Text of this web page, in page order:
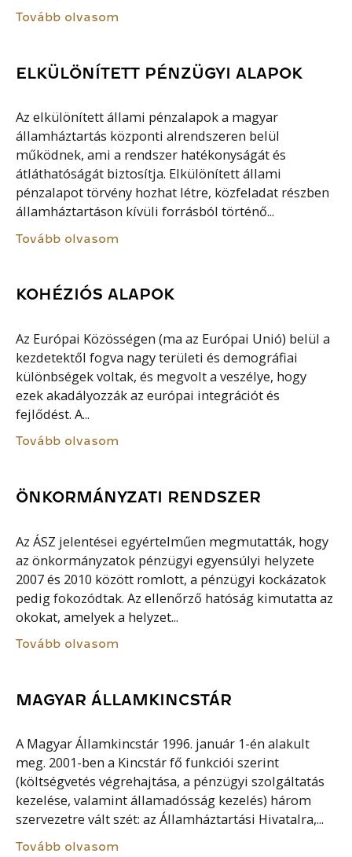
Tovább olvasom
ELKÜLÖNÍTETT PÉNZÜGYI ALAPOK
Az elkülönített állami pénzalapok a magyar
államháztartás központi alrendszeren belül
működnek, ami a rendszer hatékonyságát és
átláthatóságát biztosítja. Elkülönített állami
pénzalapot törvény hozhat létre, közfeladat részben
államháztartáson kívüli forrásból történő...
Tovább olvasom
KOHÉZIÓS ALAPOK
Az Európai Közösségen (ma az Európai Unió) belül a
kezdetektől fogva nagy területi és demográfiai
különbségek voltak, és megvolt a veszélye, hogy
ezek akadályozzák az európai integrációt és
fejlődést. A...
Tovább olvasom
ÖNKORMÁNYZATI RENDSZER
Az ÁSZ jelentései egyértelműen megmutatták, hogy
az önkormányzatok pénzügyi egyensúlyi helyzete
2007 és 2010 között romlott, a pénzügyi kockázatok
pedig fokozódtak. Az ellenőrző hatóság kimutatta az
okokat, amelyek a helyzet...
Tovább olvasom
MAGYAR ÁLLAMKINCSTÁR
A Magyar Államkincstár 1996. január 1-én alakult
meg. 2001-ben a Kincstár fő funkciói szerint
(költségvetés végrehajtása, a pénzügyi szolgáltatás
kezelése, valamint államadósság kezelés) három
szervezetre vált szét: az Államháztartási Hivatalra,...
Tovább olvasom